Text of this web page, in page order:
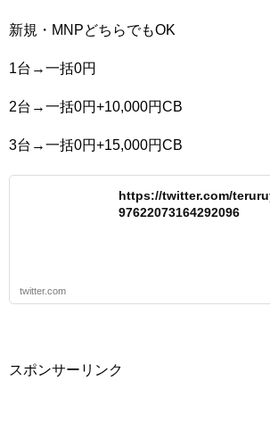
新規・MNPどちらでもOK
1台→一括0円
2台→一括0円+10,000円CB
3台→一括0円+15,000円CB
https://twitter.com/
97622073164292096
twitter.com
スポンサーリンク